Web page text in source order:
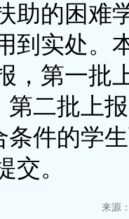
助的困难
到实处。
，第一批
第二批上
条件的学
交。
来源